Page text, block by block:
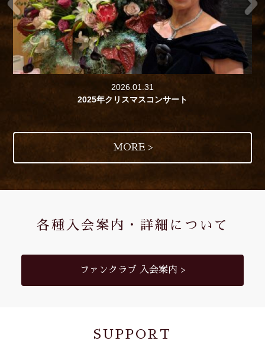
2026.01.31
2025年クリスマスコンサート
MORE >
各種入会案内・詳細について
ファンクラブ 入会案内 >
SUPPORT